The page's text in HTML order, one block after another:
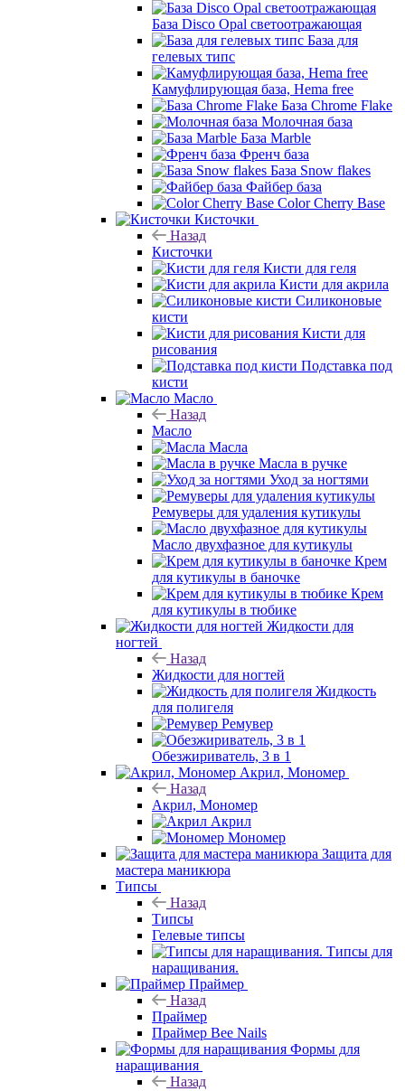
База Disco Opal светоотражающая
База для
гелевых типс
Камуфлирующая база, Hema free
База Chrome Flake
Молочная база
База Marble
Френч база
База Snow flakes
Файбер база
Color Cherry Base
Кисточки
Назад
Кисточки
Кисти для геля
Кисти для акрила
Силиконовые
кисти
Кисти для
рисования
Подставка под
кисти
Масло
Назад
Масло
Масла
Масла в ручке
Уход за ногтями
Ремуверы для удаления кутикулы
Масло двухфазное для кутикулы
Крем
для кутикулы в баночке
Крем
для кутикулы в тюбике
Жидкости для
ногтей
Назад
Жидкости для ногтей
Жидкость
для полигеля
Ремувер
Обезжириватель, 3 в 1
Акрил, Мономер
Назад
Акрил, Мономер
Акрил
Мономер
Защита для
мастера маникюра
Типсы
Назад
Типсы
Гелевые типсы
Типсы для
наращивания.
Праймер
Назад
Праймер
Праймер Bee Nails
Формы для
наращивания
Назад